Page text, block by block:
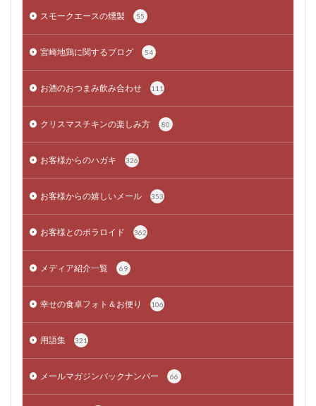
スモークエースの燻製 55
宮崎地鶏に関するブログ 54
お酒のおつまみ飲み合わせ 111
クリスマスチキンの楽しみ方 80
お客様からのハガキ 326
お客様からの嬉しいメール 353
お客様とのポラロイド 362
メディア紹介一覧 69
幸せの食卓フォト＆お便り 106
用語集 321
メールマガジンバックナンバー 66